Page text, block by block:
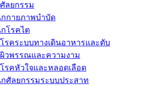
ลยกรรม
กายภาพบำบัด
โรคไต
รคระบบทางเดินอาหารและตับ
วพรรณและความงาม
รคหัวใจและหลอดเลือด
ศัลยกรรมระบบประสาท